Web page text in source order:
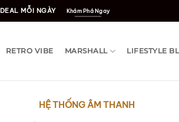
MỖI NGÀY Khám Phá Ngay
RETRO VIBE MARSHALL LIFESTYLE
HỆ THỐNG ÂM THANH